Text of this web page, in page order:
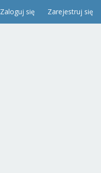
Zaloguj się Zarejestruj się